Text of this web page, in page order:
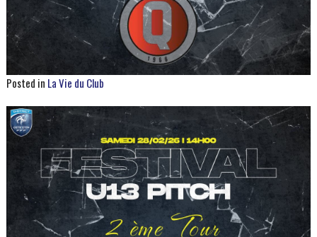
Posted in La Vie du Club